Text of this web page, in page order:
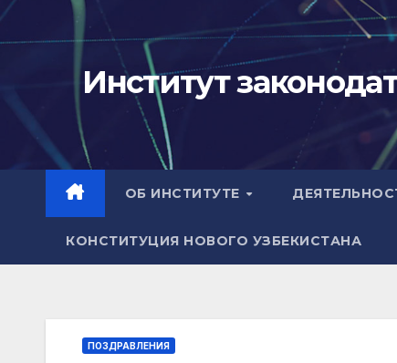
Институт
ОБ ИНСТИТУТЕ
КОНСТИТУЦИЯ НОВОГО УЗБЕКИСТАНА
ПОЗДРАВЛЕНИЯ